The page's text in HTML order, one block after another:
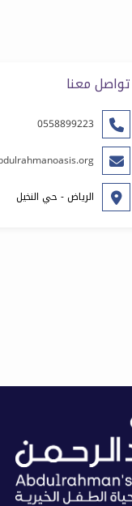
تواصل معنا
0558899223
الرياض - حي النخيل